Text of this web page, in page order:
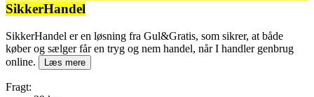
SikkerHandel
SikkerHandel er en løsning fra Gul&Gratis, som sikrer, at både
køber og sælger får en tryg og nem handel, når I handler genbrug
online.
Læs mere
Fragt: